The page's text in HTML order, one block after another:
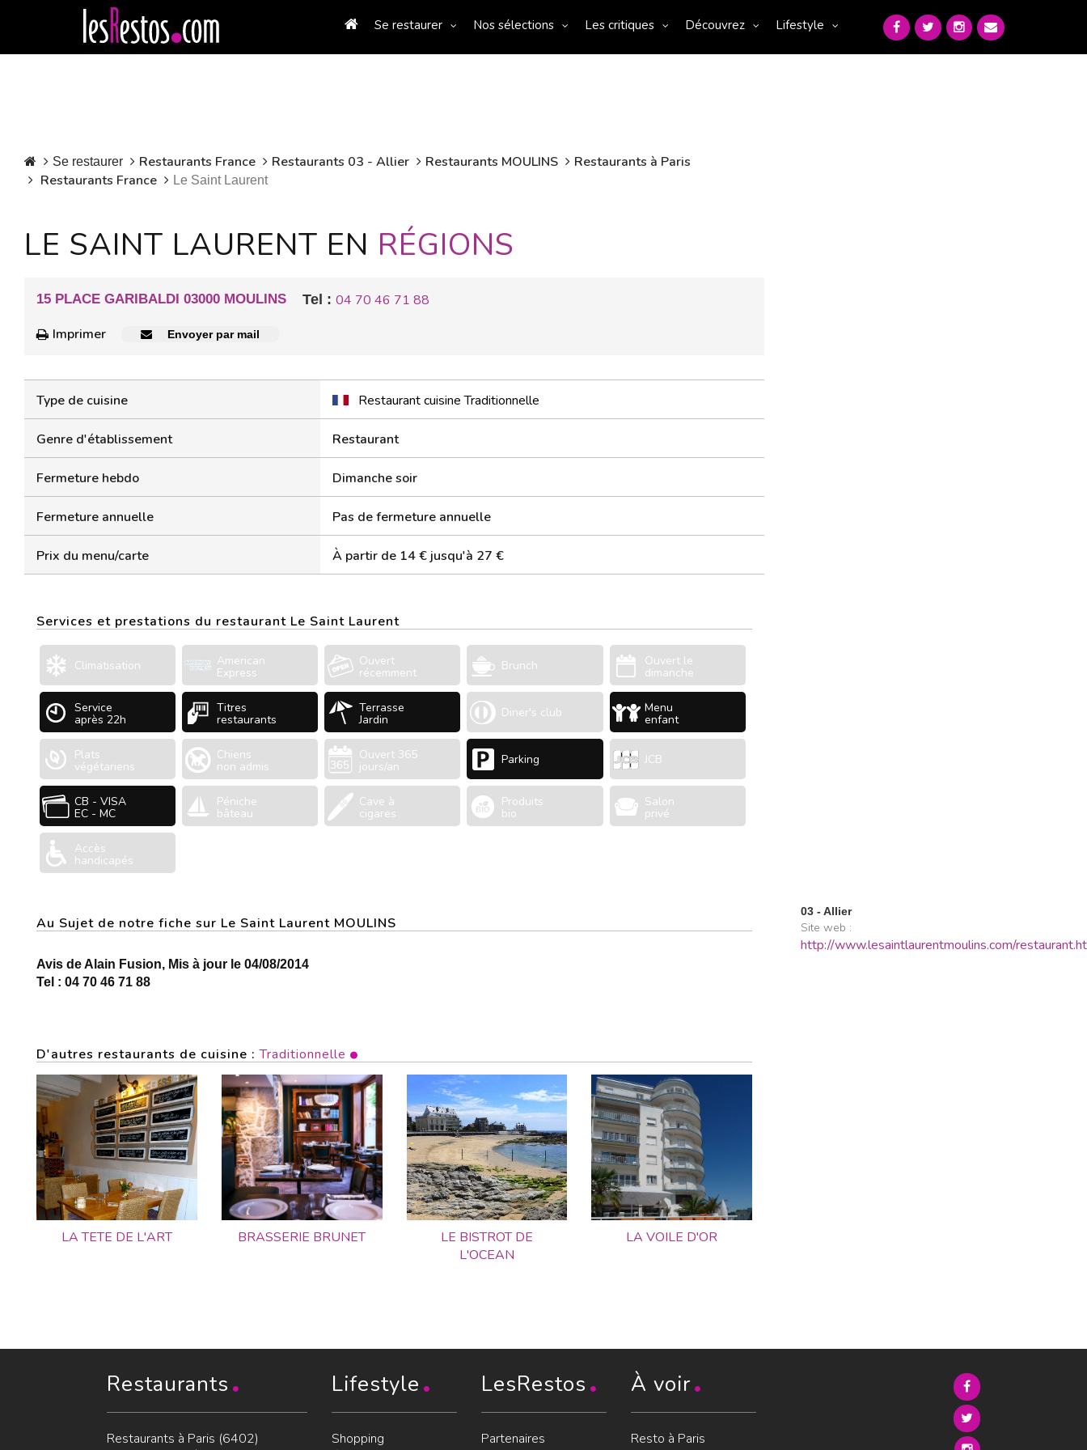
Se restaurer Nos sélections Les critiques Découvrez Lifestyle
Se restaurer Restaurants France Restaurants 03 - Allier Restaurants MOULINS
Restaurants à Paris
Restaurants France
Le Saint Laurent
LE SAINT LAURENT EN RÉGIONS
15 PLACE GARIBALDI 03000 MOULINS Tel : 04 70 46 71 88
Imprimer
Envoyer par mail
Type de cuisine Restaurant cuisine Traditionnelle
Genre d'établissement Restaurant
Fermeture hebdo Dimanche soir
Fermeture annuelle Pas de fermeture annuelle
Prix du menu/carte À partir de 14 € jusqu'à 27 €
Services et prestations du restaurant Le Saint Laurent
Climatisation American
Express
Ouvert
récemment Brunch Ouvert le
dimanche
Service
après 22h
Titres
restaurants
Terrasse
Jardin Diner's club Menu
enfant
Plats
végétariens
Chiens
non admis
Ouvert 365
jours/an Parking JCB
CB - VISA
EC - MC
Péniche
bâteau
Cave à
cigares
Produits
bio
Salon
privé
Accès
handicapés
Au Sujet de notre fiche sur Le Saint Laurent MOULINS
Avis de Alain Fusion, Mis à jour le 04/08/2014
Tel : 04 70 46 71 88
D'autres restaurants de cuisine :Traditionnelle
LA TETE DE L'ART BRASSERIE BRUNET
LE BISTROT DE
L'OCEAN
LA VOILE D'OR
03 - Allier
Site web :
http://www.lesaintlaurentmoulins.com/
Restaurants
Restaurants à Paris (6402)
Lifestyle
Shopping
LesRestos
Partenaires
À voir
Resto à Paris